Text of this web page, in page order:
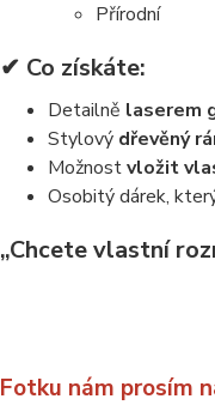
Přírodní
✔ Co získáte:
Detailně laserem
Stylový dřevěný
Možnostvložit
Osobitý dárek,
„Chcete vlastní
Fotku nám prosím